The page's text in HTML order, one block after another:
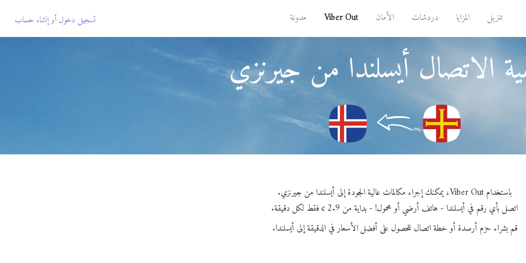
تنزيل المزايا دردشات الأمان Viber Out مدونة تسجيل دخول أوإنشاء حساب
الاتصال أيسلندا من جيرنزي
باستخدام Viber Out، يمكنك إجراء مكالمات عالية الجودة إلى أيسلندا من جيرنزي.
اتصل بأي رقم في أيسلندا - هاتف أرضي أو محمول! - بداية من 2.9 ¢ فقط لكل دقيقة.
قم بشراء حزم أرصدة أو خطة اتصال للحصول على أفضل الأسعار في الدقيقة إلى أيسلندا.